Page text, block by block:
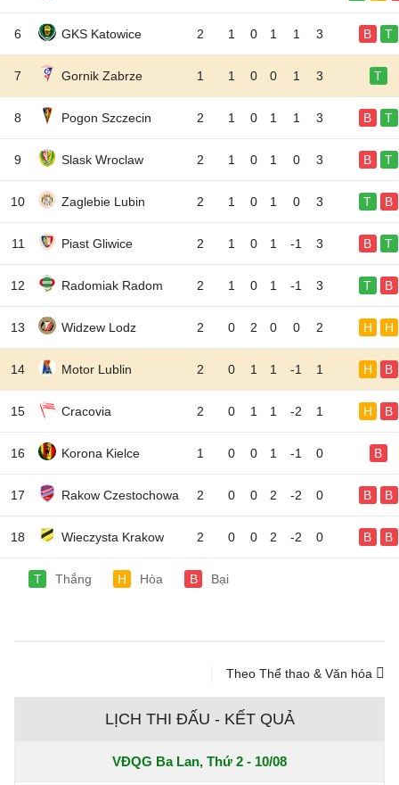
6 GKS Katowice 2 1 0 1 1 3 B T
7 Gornik Zabrze 1 1 0 0 1 3 T
8 Pogon Szczecin 2 1 0 1 1 3 B T
9 Slask Wroclaw 2 1 0 1 0 3 B T
10 Zaglebie Lubin 2 1 0 1 0 3 T B
11 Piast Gliwice 2 1 0 1 -1 3 B T
12 Radomiak Radom 2 1 0 1 -1 3 T B
13 Widzew Lodz 2 0 2 0 0 2 H H
14 Motor Lublin 2 0 1 1 -1 1 H B
15 Cracovia 2 0 1 1 -2 1 H B
16 Korona Kielce 1 0 0 1 -1 0 B
17 Rakow Czestochowa 2 0 0 2 -2 0 B B
18 Wieczysta Krakow 2 0 0 2 -2 0 B B
T Thắng H Hòa B Bại
Theo Thể thao & Văn hóa
LỊCH THI ĐẤU - KẾT QUẢ
VĐQG Ba Lan, Thứ 2 - 10/08